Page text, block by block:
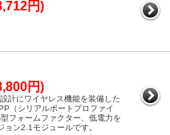
円)
円)
計にワイヤレス機能を装備した
（シリアルポートプロファイ
フォームファクター、低電力を
ン2.1モジュールです。